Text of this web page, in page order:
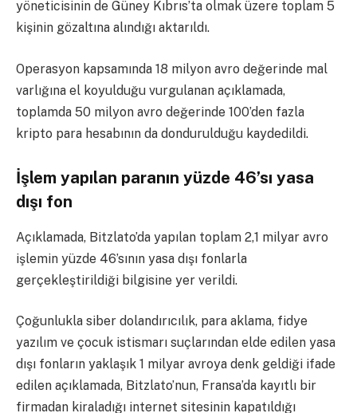
yöneticisinin de Güney Kıbrıs’ta olmak üzere toplam 5
kişinin gözaltına alındığı aktarıldı.
Operasyon kapsamında 18 milyon avro değerinde mal
varlığına el koyulduğu vurgulanan açıklamada,
toplamda 50 milyon avro değerinde 100’den fazla
kripto para hesabının da dondurulduğu kaydedildi.
İşlem yapılan paranın yüzde 46’sı yasa
dışı fon
Açıklamada, Bitzlato’da yapılan toplam 2,1 milyar avro
işlemin yüzde 46’sının yasa dışı fonlarla
gerçekleştirildiği bilgisine yer verildi.
Çoğunlukla siber dolandırıcılık, para aklama, fidye
yazılım ve çocuk istismarı suçlarından elde edilen yasa
dışı fonların yaklaşık 1 milyar avroya denk geldiği ifade
edilen açıklamada, Bitzlato’nun, Fransa’da kayıtlı bir
firmadan kiraladığı internet sitesinin kapatıldığı